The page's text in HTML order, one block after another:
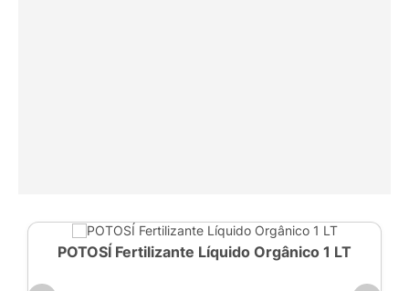
POTOSÍ Fertilizante Líquido Orgânico 1 LT